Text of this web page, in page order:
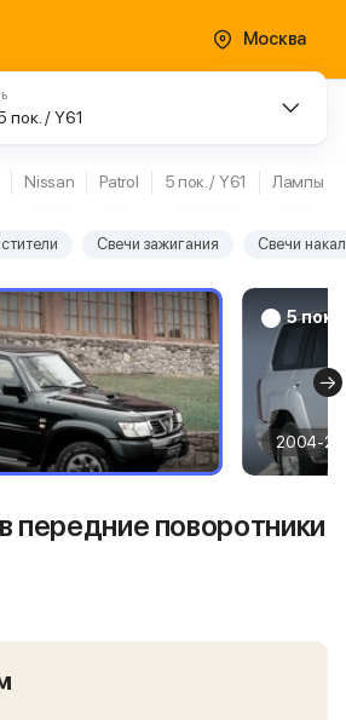
Москва
пок. / Y61
Nissan Patrol 5 пок. / Y61 Лампы
Свечи зажигания Свечи
5 пок.
2004-
передние поворотники